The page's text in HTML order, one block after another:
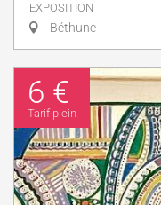
EXPOSITION
Béthune
6 €
Tarif plein